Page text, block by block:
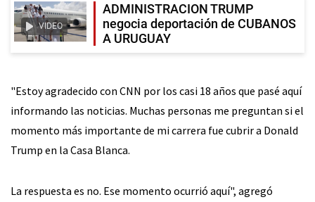
VIDEO
ADMINISTRACION TRUMP
negocia deportación de CUBANOS
A URUGUAY
"Estoy agradecido con CNN por los casi 18 años que pasé aquí
informando las noticias. Muchas personas me preguntan si el
momento más importante de mi carrera fue cubrir a Donald
Trump en la Casa Blanca.
La respuesta es no. Ese momento ocurrió aquí", agregó